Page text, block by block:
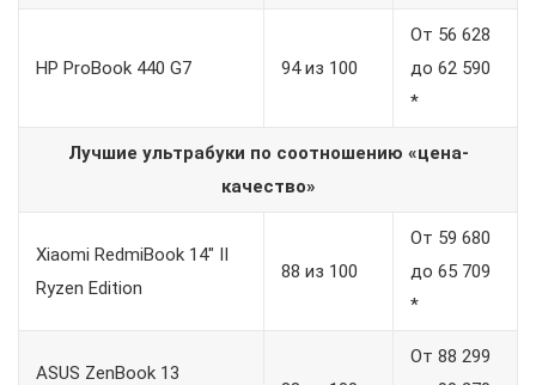
HP ProBook 440 G7 94 из 100
От 56 628
до 62 590
*
Лучшие ультрабуки по соотношению «цена-
качество»
Xiaomi RedmiBook 14″ II
Ryzen Edition
88 из 100
От 59 680
до 65 709
*
ASUS ZenBook 13
От 88 299